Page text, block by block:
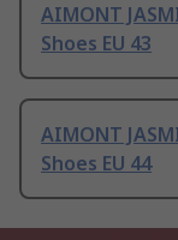
AIMONT
Shoes EU 43
AIMONT
Shoes EU 44